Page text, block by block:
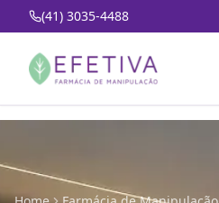
(41) 3035-4488